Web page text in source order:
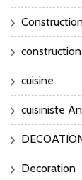
cuisine
cuisiniste
Decoration